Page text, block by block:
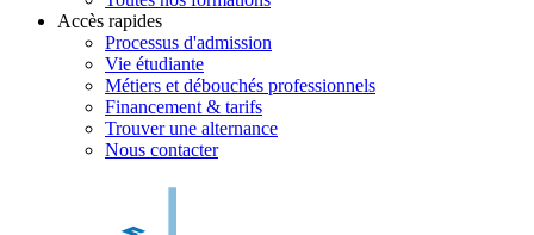
Accès rapides
Processus d'admission
Vie étudiante
Métiers et débouchés professionnels
Financement & tarifs
Trouver une alternance
Nous contacter